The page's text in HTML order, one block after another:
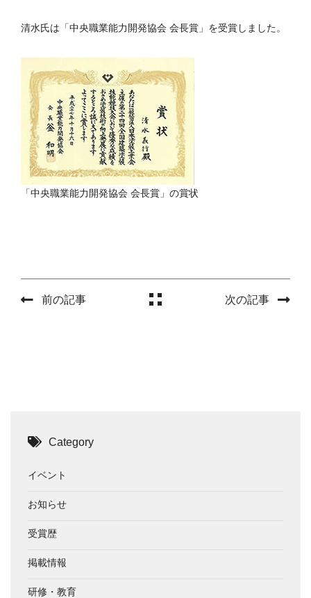
清水氏は「中央職業能力開発協会 会長賞」を受賞しました。
「中央職業能力開発協会 会長賞」の賞状
前の記事 次の記事
Category
イベント
お知らせ
受賞歴
掲載情報
研修・教育